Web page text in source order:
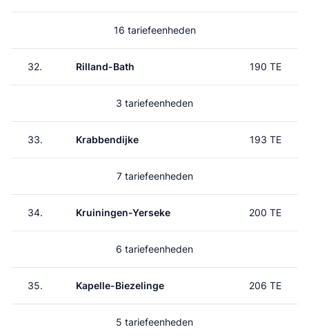
16 tariefeenheden
32. Rilland-Bath 190 TE
3 tariefeenheden
33. Krabbendijke 193 TE
7 tariefeenheden
34. Kruiningen-Yerseke 200 TE
6 tariefeenheden
35. Kapelle-Biezelinge 206 TE
5 tariefeenheden